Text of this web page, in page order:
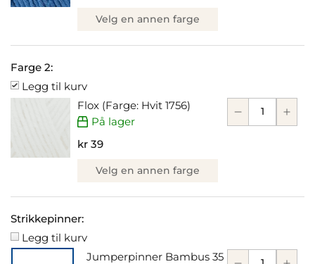
Velg en annen farge
Farge 2:
Legg til kurv
Flox (Farge: Hvit 1756)
På lager
kr 39
Velg en annen farge
Strikkepinner:
Legg til kurv
Jumperpinner Bambus 35